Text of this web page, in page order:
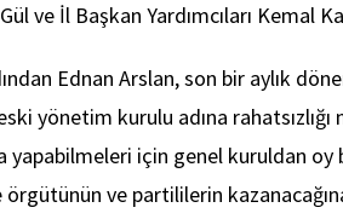
ve İl Başkan Yardımcıları Kemal
Ednan Arslan, son bir aylık
yönetim kurulu adına
yapabilmeleri için genel kuruldan
ve partililerin